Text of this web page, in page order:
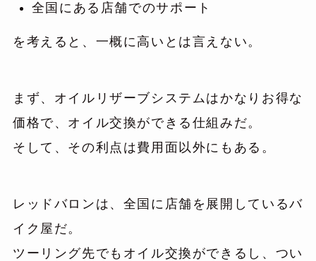
全国にある店舗でのサポート
を考えると、一概に高いとは言えない。
まず、オイルリザーブシステムはかなりお得な
価格で、オイル交換ができる仕組みだ。
そして、その利点は費用面以外にもある。
レッドバロンは、全国に店舗を展開しているバ
イク屋だ。
ツーリング先でもオイル交換ができるし、つい